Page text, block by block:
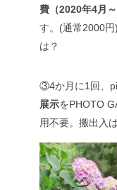
費（2020年4月
す。(通常2000
は？
③4か月に1回、
展示をPHOTO
用不要。搬出入